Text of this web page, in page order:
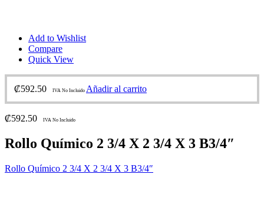
Add to Wishlist
Compare
Quick View
₡592.50 IVA No Incluido Añadir al carrito
₡592.50 IVA No Incluido
Rollo Químico 2 3/4 X 2 3/4 X 3 B3/4″
Rollo Químico 2 3/4 X 2 3/4 X 3 B3/4″